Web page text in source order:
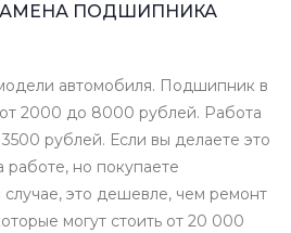
ПОДШИПНИКА
автомобиля. Подшипник в
2000 до 8000 рублей. Работа
рублей. Если вы делаете это
работе, но покупаете
это дешевле, чем ремонт
могут стоить от 20 000